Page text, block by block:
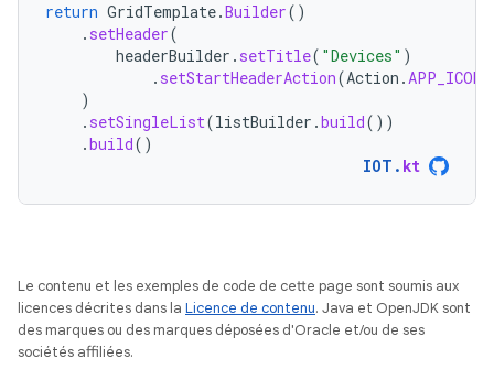
return GridTemplate.Builder()
. setHeader(
headerBuilder . setTitle( "Devices" )
. setStartHeaderAction(Action .APP_ICON
)
. setSingleList(listBuilder .build())
.build()
IOT . kt
Le contenu et les exemples de code de cette page sont soumis aux
licences décrites dans la Licence de contenu. Java et OpenJDK sont
des marques ou des marques déposées d'Oracle et/ou de ses
sociétés affiliées.